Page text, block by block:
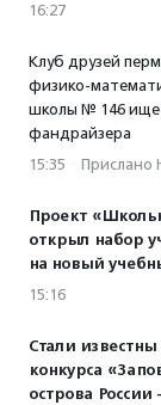
16:27
Клуб друзей
физико-
школы № 146
фандрайзера
15:35 · Прислано
Проект
открыл набор
на новый
15:16
Стали известны
конкурса
острова России